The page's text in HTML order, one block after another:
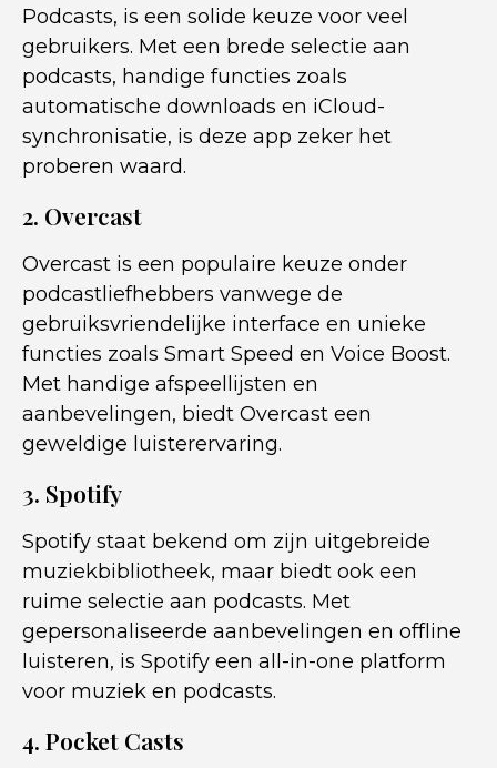
Podcasts, is een solide keuze voor veel
gebruikers. Met een brede selectie aan
podcasts, handige functies zoals
automatische downloads en iCloud-
synchronisatie, is deze app zeker het
proberen waard.
2. Overcast
Overcast is een populaire keuze onder
podcastliefhebbers vanwege de
gebruiksvriendelijke interface en unieke
functies zoals Smart Speed en Voice Boost.
Met handige afspeellijsten en
aanbevelingen, biedt Overcast een
geweldige luisterervaring.
3. Spotify
Spotify staat bekend om zijn uitgebreide
muziekbibliotheek, maar biedt ook een
ruime selectie aan podcasts. Met
gepersonaliseerde aanbevelingen en offline
luisteren, is Spotify een all-in-one platform
voor muziek en podcasts.
4. Pocket Casts